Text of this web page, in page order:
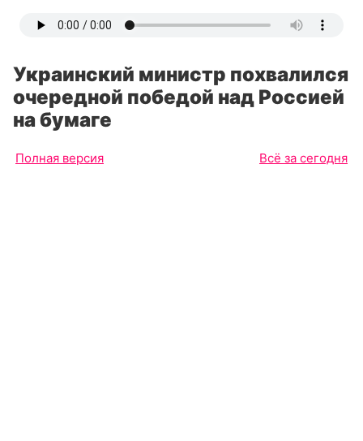
Украинский министр похвалился
очередной победой над Россией
на бумаге
Полная версия Всё за сегодня